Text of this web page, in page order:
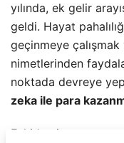
yılında, ek gelir
geldi. Hayat
geçinmeye
nimetlerinden
noktada devreye
zeka ile para
Eskiden internetten